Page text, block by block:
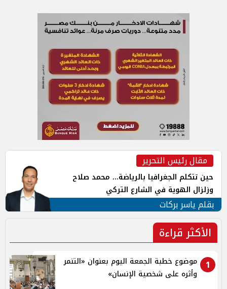
مقال رئيس التحرير
حين تتكلم الجغرافيا بالرياضة... محمد صلاح
وزلزال الهوية في الشارع التركي
بقلم ياسر بركات
الأكثر قراءة
1
موضوع خطبة الجمعة اليوم بعنوان «التنمر
وأثره على شخصية الإنسان»